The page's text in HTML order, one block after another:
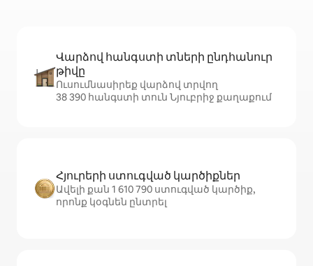
Վարձով հանգստի տների ընդհանուր
թիվը
Ուսումնասիրեք վարձով տրվող
38 390 հանգստի տուն Նյուբրիջ քաղաքում
Հյուրերի ստուգված կարծիքներ
Ավելի քան 1 610 790 ստուգված կարծիք,
որոնք կօգնեն ընտրել